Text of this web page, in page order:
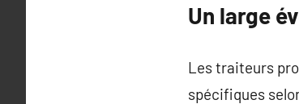
Un large
Les traiteurs
spécifiques